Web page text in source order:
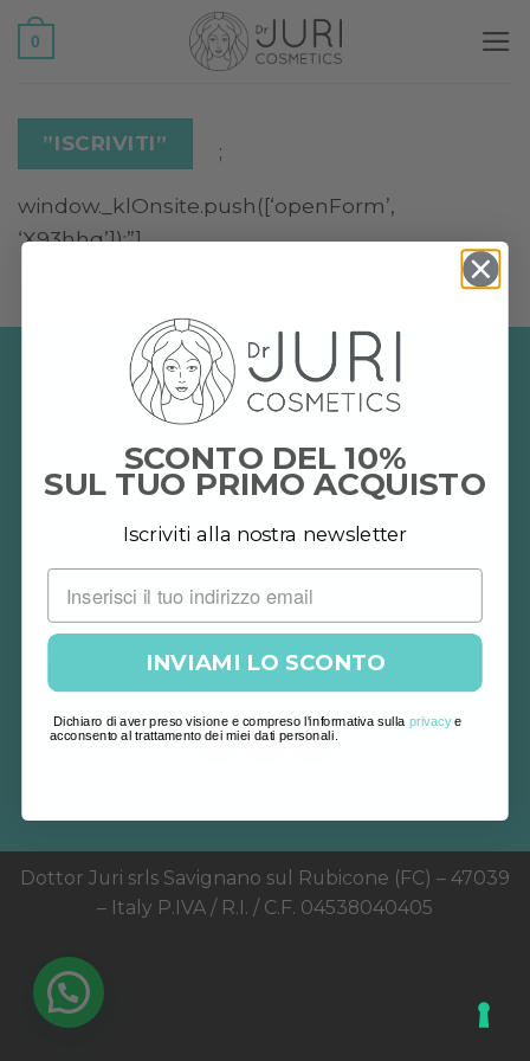
Salta
0
”ISCRIVITI” ;
window._klOnsite.push([‘openForm’,
‘X93hhq’]);”]
Dr. Juri Cosmetics
Customer Care
Note Legali
Dottor Juri srls Savignano sul Rubicone (FC) – 47039
– Italy P.IVA / R.I. / C.F. 04538040405
SCONTO DEL 10%
SUL TUO PRIMO ACQUISTO
Iscriviti alla nostra newsletter
INVIAMI LO SCONTO
Dichiaro di aver preso visione e compreso l'informativa sulla privacye
acconsento al trattamento dei miei dati personali.